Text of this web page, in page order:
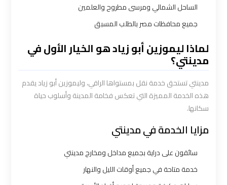
الساحل الشمالي ومرسى مطروح والعلمين
جميع محافظات مصر بالطلب المسبق
لماذا ليموزين أبو زياد هو الخيار الأول في
مدينتي؟
مدينتي تستحق خدمة نقل بمستواها الراقي، وليموزين أبو زياد يقدم
هذه الخدمة المميزة التي تعكس فخامة المدينة وأسلوب حياة
سكانها.
مزايا الخدمة في مدينتي
سائقون على دراية بجميع مداخل ومخارج مدينتي
خدمة متاحة في جميع أوقات الليل والنهار
ليموزين
القاهرة
الساخن
ليموزين